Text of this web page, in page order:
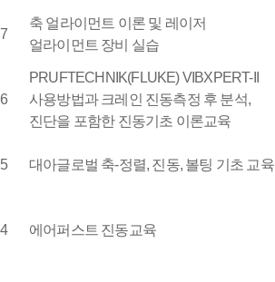
7
축 얼라이먼트 이론 및 레이저
얼라이먼트 장비 실습
6
PRUFTECHNIK(FLUKE) VIBXPERT-II
사용방법과 크레인 진동측정 후 분석,
진단을 포함한 진동기초 이론교육
5 대아글로벌 축-정렬, 진동, 볼팅 기초 교육
4 에어퍼스트 진동교육